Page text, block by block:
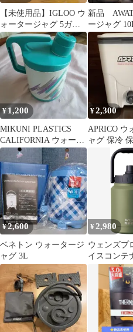
【未使用品】IGLOO ウ
ォータージャグ 5ガロ
ン 約19リットル イグル
ー A
新品
ージャグ
ドア 防災グ
¥ 1,200
MIKUNI PLASTICS
CALIFORNIA ウォータ
ージャグ ３L
¥2,300
APRICO ウ
ャグ 保冷
¥2,600
ベネトン ウォータージ
ャグ 3L
¥2,980
ウェンズプ
イスコンテ
ージャグ